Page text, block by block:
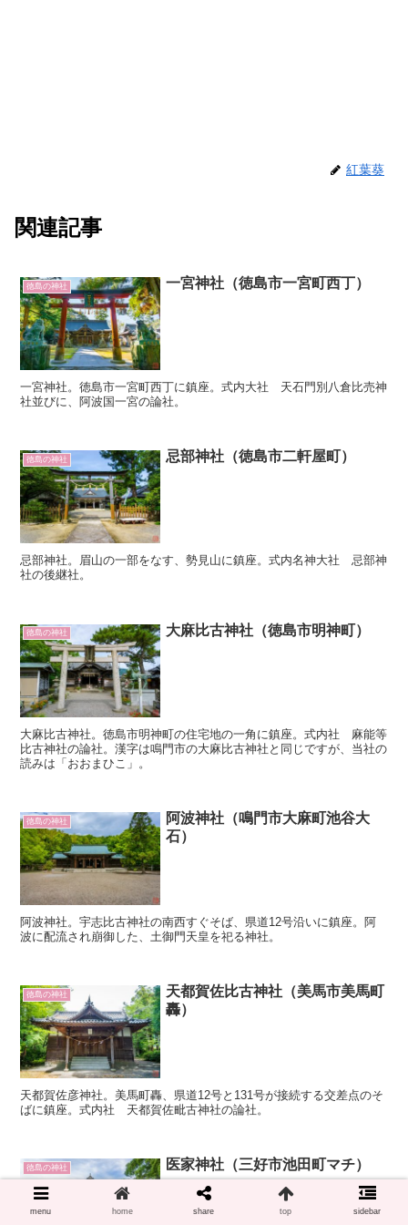
紅葉葵
関連記事
徳島の神社 一宮神社（徳島市一宮町西丁）
一宮神社。徳島市一宮町西丁に鎮座。式内大社 天石門別八倉比売神
社並びに、阿波国一宮の論社。
徳島の神社 忌部神社（徳島市二軒屋町）
忌部神社。眉山の一部をなす、勢見山に鎮座。式内名神大社 忌部神
社の後継社。
徳島の神社 大麻比古神社（徳島市明神町）
大麻比古神社。徳島市明神町の住宅地の一角に鎮座。式内社 麻能等
比古神社の論社。漢字は鳴門市の大麻比古神社と同じですが、当社の
読みは「おおまひこ」。
徳島の神社
阿波神社（鳴門市大麻町池谷大
石）
阿波神社。宇志比古神社の南西すぐそば、県道12号沿いに鎮座。阿
波に配流され崩御した、土御門天皇を祀る神社。
徳島の神社
天都賀佐比古神社（美馬市美馬町
轟）
天都賀佐彦神社。美馬町轟、県道12号と131号が接続する交差点のそ
ばに鎮座。式内社 天都賀佐毗古神社の論社。
徳島の神社 医家神社（三好市池田町マチ）
menu home share top sidebar